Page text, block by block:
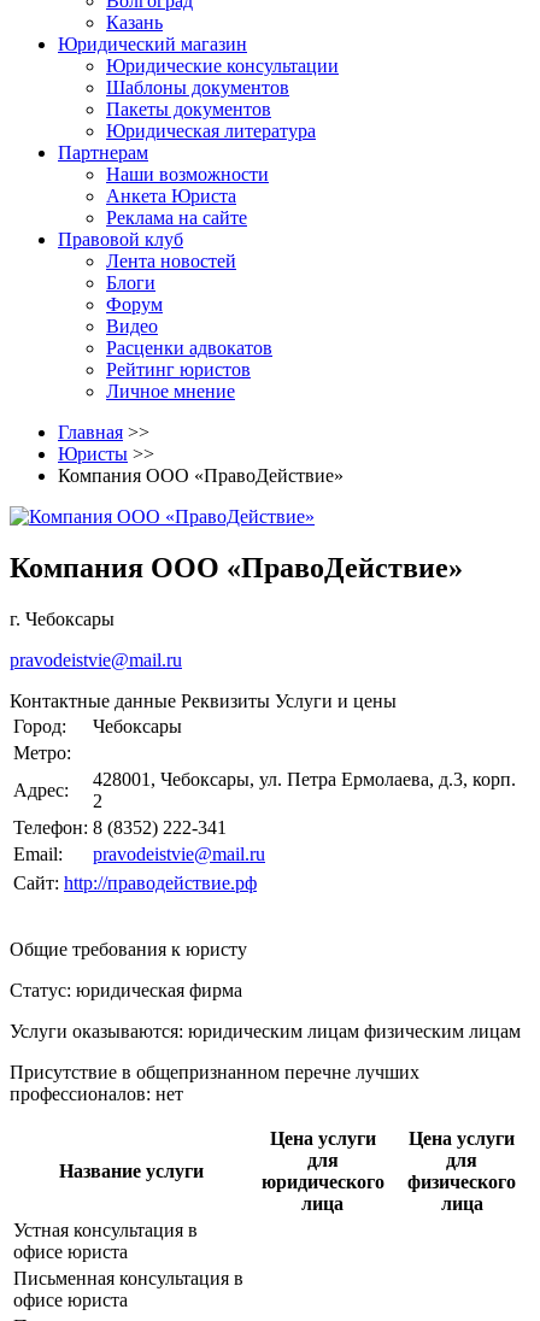
Казань
Юридический магазин
Юридические консультации
Шаблоны документов
Пакеты документов
Юридическая литература
Партнерам
Наши возможности
Анкета Юриста
Реклама на сайте
Правовой клуб
Лента новостей
Блоги
Форум
Видео
Расценки адвокатов
Рейтинг юристов
Личное мнение
Главная >>
Юристы >>
Компания ООО «ПравоДействие»
Компания ООО «ПравоДействие»
г. Чебоксары
pravodeistvie@mail.ru
Контактные данные Реквизиты Услуги и цены
Город:
Чебоксары
Метро:
Адрес:
428001, Чебоксары, ул. Петра Ермолаева, д.3, корп.
2
Телефон: 8 (8352) 222-341
Email:
pravodeistvie@mail.ru
Сайт: http://праводействие.рф
Общие требования к юристу
Статус: юридическая фирма
Услуги оказываются: юридическим лицам физическим лицам
Присутствие в общепризнанном перечне лучших
профессионалов: нет
Название услуги
Цена услуги
для
юридического
лица
Цена услуги
для
физического
лица
Устная консультация в
офисе юриста
Письменная консультация в
офисе юриста